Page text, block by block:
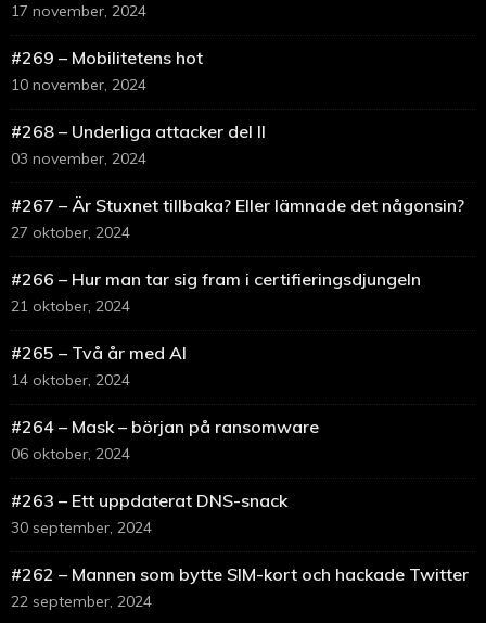
17 november, 2024
#269 – Mobilitetens hot
10 november, 2024
#268 – Underliga attacker del II
03 november, 2024
#267 – Är Stuxnet tillbaka? Eller lämnade det någonsin?
27 oktober, 2024
#266 – Hur man tar sig fram i certifieringsdjungeln
21 oktober, 2024
#265 – Två år med AI
14 oktober, 2024
#264 – Mask – början på ransomware
06 oktober, 2024
#263 – Ett uppdaterat DNS-snack
30 september, 2024
#262 – Mannen som bytte SIM-kort och hackade Twitter
22 september, 2024